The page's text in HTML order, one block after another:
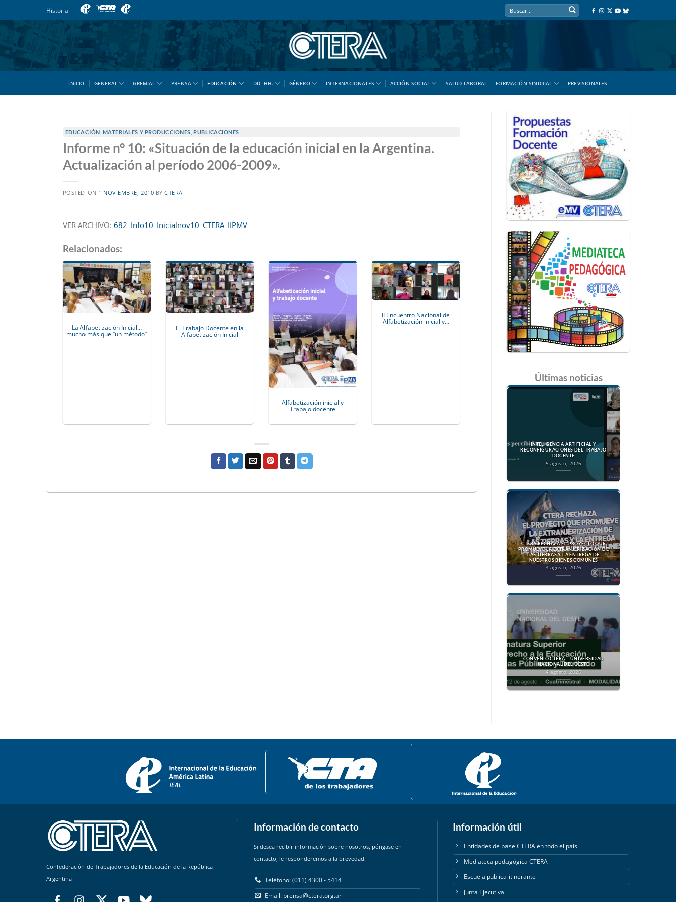
al
contenido
Historia
INICIO GENERAL GREMIAL PRENSA EDUCACIÓN DD. HH. GÉNERO INTERNACIONALES ACCIÓN SOCIAL SALUD LABORAL FORMACIÓN SINDICAL PREVISIONALES
EDUCACIÓN MATERIALES Y PRODUCCIONES ,PUBLICACIONES
Informe n° 10: «Situación de la educación inicial en la Argentina.
Actualización al período 2006-2009».
POSTED ON 1 NOVIEMBRE, 2010 BYCTERA
VER ARCHIVO: 682_Info10_Inicialnov10_CTERA_IIPMV
Relacionados:
La Alfabetización Inicial…
mucho más que “un método”
El Trabajo Docente en la
Alfabetización Inicial
Alfabetización inicial y
Trabajo docente
II Encuentro Nacional de
Alfabetización inicial y…
Últimas noticias
INTELIGENCIA ARTIFICIAL Y
RECONFIGURACIONES DEL TRABAJO
DOCENTE
5 agosto, 2026
CTERA RECHAZA EL PROYECTO QUE
PROMUEVE LA EXTRANJERIZACIÓN DE
LAS TIERRAS Y LA ENTREGA DE
NUESTROS BIENES COMUNES
4 agosto, 2026
CONVENIO CTERA – UNIVERSIDAD
NACIONAL DEL OESTE
4 agosto, 2026
Confederación de Trabajadores de la Educación de la República
Argentina
Información de contacto
Si desea recibir información sobre nosotros, póngase en
contacto, le responderemos a la brevedad.
Teléfono: (011) 4300 - 5414
Email: prensa@ctera.org.ar
Información útil
Entidades de base CTERA en todo el país
Mediateca pedagógica CTERA
Escuela publica itinerante
Junta Ejecutiva